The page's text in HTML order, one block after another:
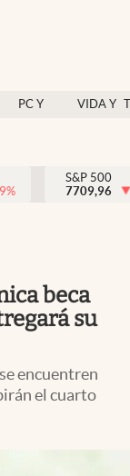
PC Y
VIDA Y
México
%
S&P 500
7709,96
beca
su
encuentren
el cuarto